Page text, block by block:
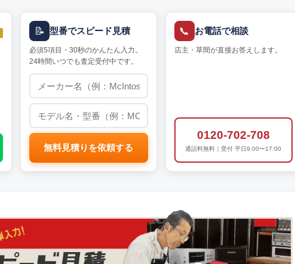
📝 型番でスピード見積
必須5項目・30秒のかんたん入力。
24時間いつでも査定受付中です。
無料見積りを依頼する
📞 お電話で相談
店主・草間が直接お答えします。
0120-702-708
通話料無料｜受付 平日9:00〜17:00